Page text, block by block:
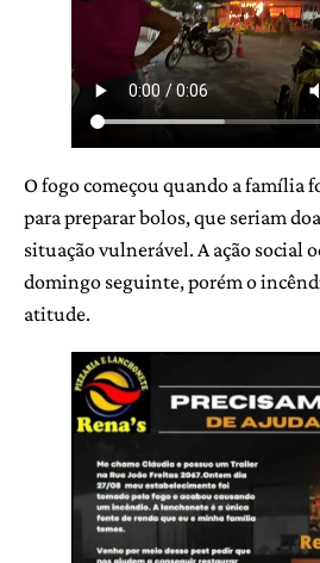
O fogo começou quando a família
para preparar bolos, que seriam
situação vulnerável. A ação social
domingo seguinte, porém o
atitude.